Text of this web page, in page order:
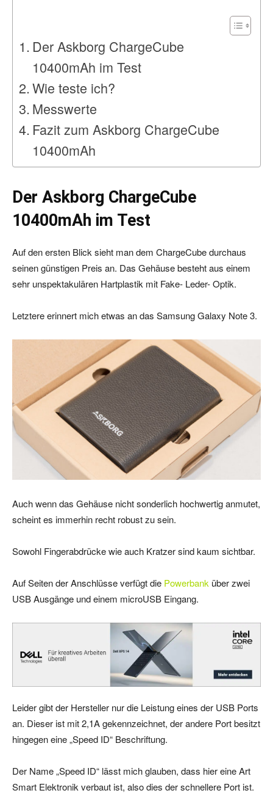
Der Askborg ChargeCube
10400mAh im Test
Wie teste ich?
Messwerte
Fazit zum Askborg ChargeCube
10400mAh
Der Askborg ChargeCube
10400mAh im Test
Auf den ersten Blick sieht man dem ChargeCube durchaus
seinen günstigen Preis an. Das Gehäuse besteht aus einem
sehr unspektakulären Hartplastik mit Fake- Leder- Optik.
Letztere erinnert mich etwas an das Samsung Galaxy Note 3.
Auch wenn das Gehäuse nicht sonderlich hochwertig anmutet,
scheint es immerhin recht robust zu sein.
Sowohl Fingerabdrücke wie auch Kratzer sind kaum sichtbar.
Auf Seiten der Anschlüsse verfügt die Powerbank über zwei
USB Ausgänge und einem microUSB Eingang.
Leider gibt der Hersteller nur die Leistung eines der USB Ports
an. Dieser ist mit 2,1A gekennzeichnet, der andere Port besitzt
hingegen eine „Speed ID“ Beschriftung.
Der Name „Speed ID“ lässt mich glauben, dass hier eine Art
Smart Elektronik verbaut ist, also dies der schnellere Port ist.